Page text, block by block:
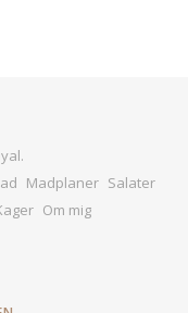
.
Madplaner Salater
Om mig